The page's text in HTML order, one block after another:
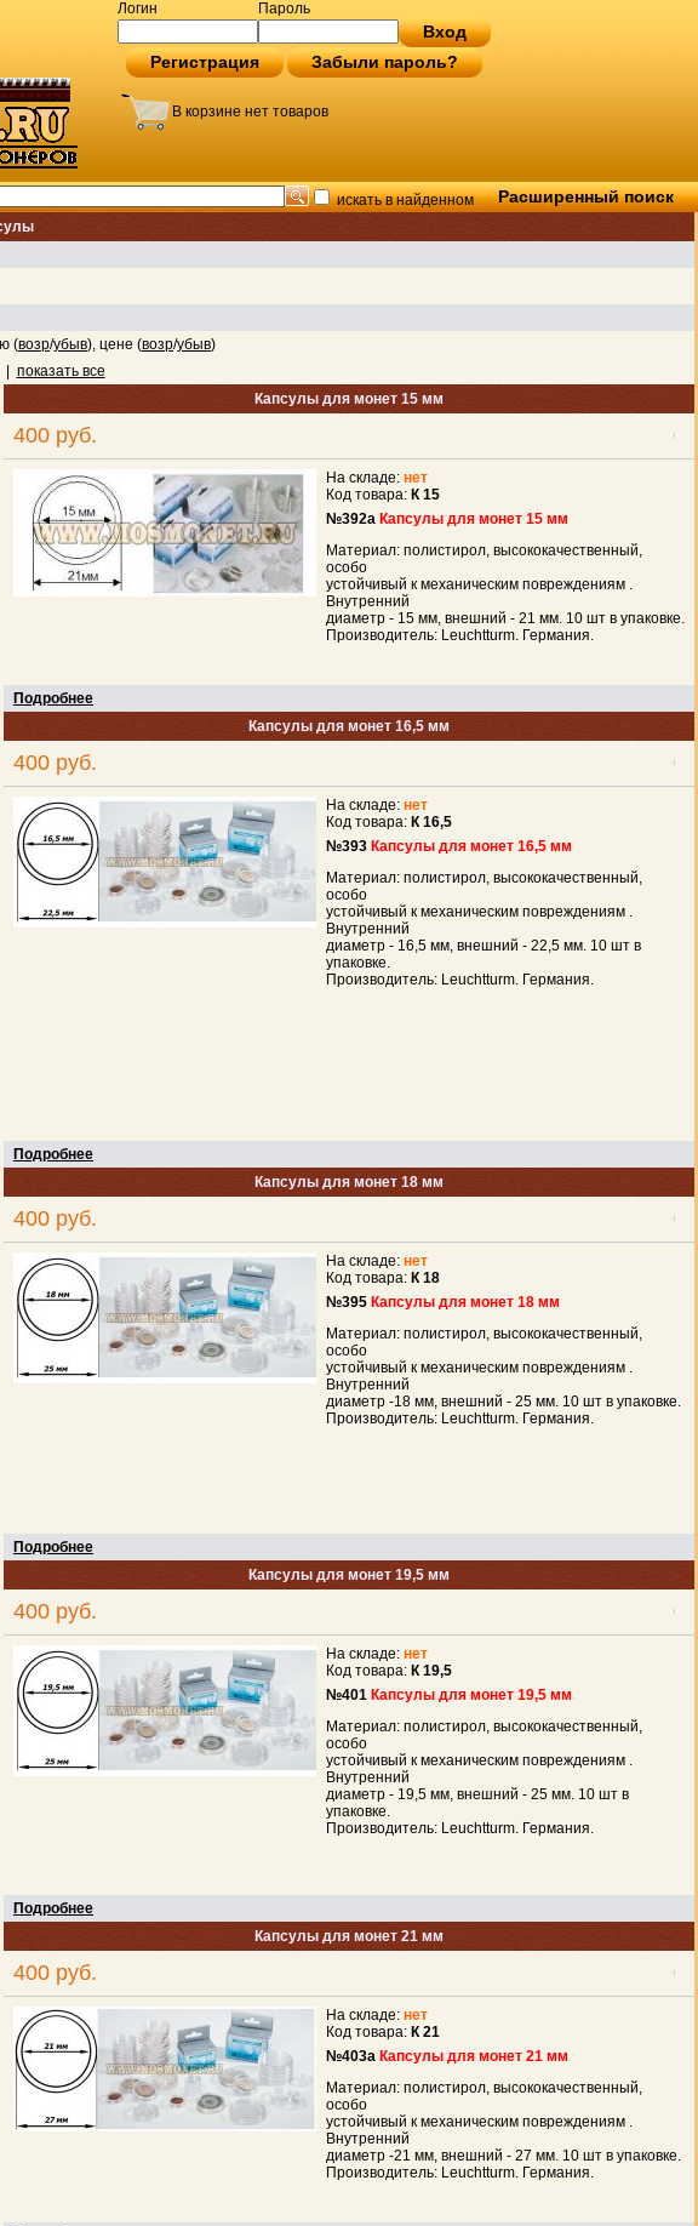
Логин Пароль
Вход
Регистрация
Забыли пароль?
В корзине нет товаров
искать в найденном Расширенный поиск
(возр/убыв), цене (возр/убыв)
показать все
Капсулы для монет 15 мм
400 руб.
На складе: нет
Код товара: К 15
№392a Капсулы для монет 15 мм
Материал: полистирол, высококачественный,
особо
устойчивый к механическим повреждениям .
Внутренний
диаметр - 15 мм, внешний - 21 мм. 10 шт в упаковке.
Производитель: Leuchtturm. Германия.
Подробнее
Капсулы для монет 16,5 мм
400 руб.
На складе: нет
Код товара: К 16,5
№393 Капсулы для монет 16,5 мм
Материал: полистирол, высококачественный,
особо
устойчивый к механическим повреждениям .
Внутренний
диаметр - 16,5 мм, внешний - 22,5 мм. 10 шт в
упаковке.
Производитель: Leuchtturm. Германия.
Подробнее
Капсулы для монет 18 мм
400 руб.
На складе: нет
Код товара: К 18
№395 Капсулы для монет 18 мм
Материал: полистирол, высококачественный,
особо
устойчивый к механическим повреждениям .
Внутренний
диаметр -18 мм, внешний - 25 мм. 10 шт в упаковке.
Производитель: Leuchtturm. Германия.
Подробнее
Капсулы для монет 19,5 мм
400 руб.
На складе: нет
Код товара: К 19,5
№401 Капсулы для монет 19,5 мм
Материал: полистирол, высококачественный,
особо
устойчивый к механическим повреждениям .
Внутренний
диаметр - 19,5 мм, внешний - 25 мм. 10 шт в
упаковке.
Производитель: Leuchtturm. Германия.
Подробнее
Капсулы для монет 21 мм
400 руб.
На складе: нет
Код товара: К 21
№403a Капсулы для монет 21 мм
Материал: полистирол, высококачественный,
особо
устойчивый к механическим повреждениям .
Внутренний
диаметр -21 мм, внешний - 27 мм. 10 шт в упаковке.
Производитель: Leuchtturm. Германия.